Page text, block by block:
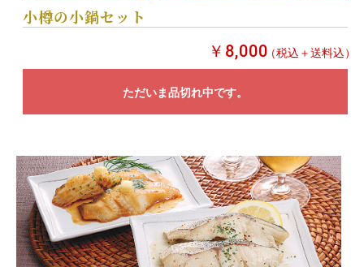
小樽の小鍋セット
￥8,000（税込＋送料込）
ただいま品切れ中です。